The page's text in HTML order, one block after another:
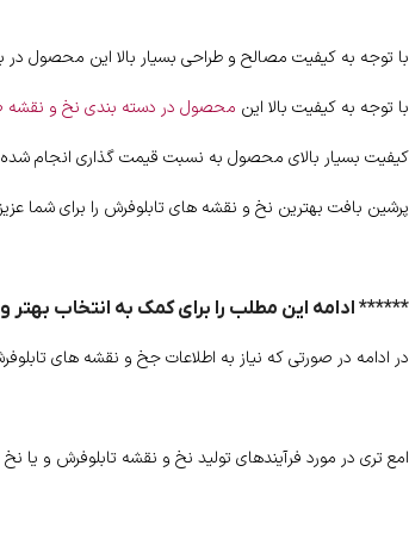
با توجه به کیفیت مصالح و طراحی بسیار بالا این محصول
با توجه به کیفیت بالا این محصول در دسته بندی نخ و نقشه
کیفیت بسیار بالای محصول به نسبت قیمت گذاری انجام
پرشین بافت بهترین نخ و نقشه های تابلوفرش را برای شما
****** ادامه این مطلب را برای کمک به انتخاب
در ادامه در صورتی که نیاز به اطلاعات جخ و نقشه های
امع تری در مورد فرآیندهای تولید نخ و نقشه تابلوفرش و یا